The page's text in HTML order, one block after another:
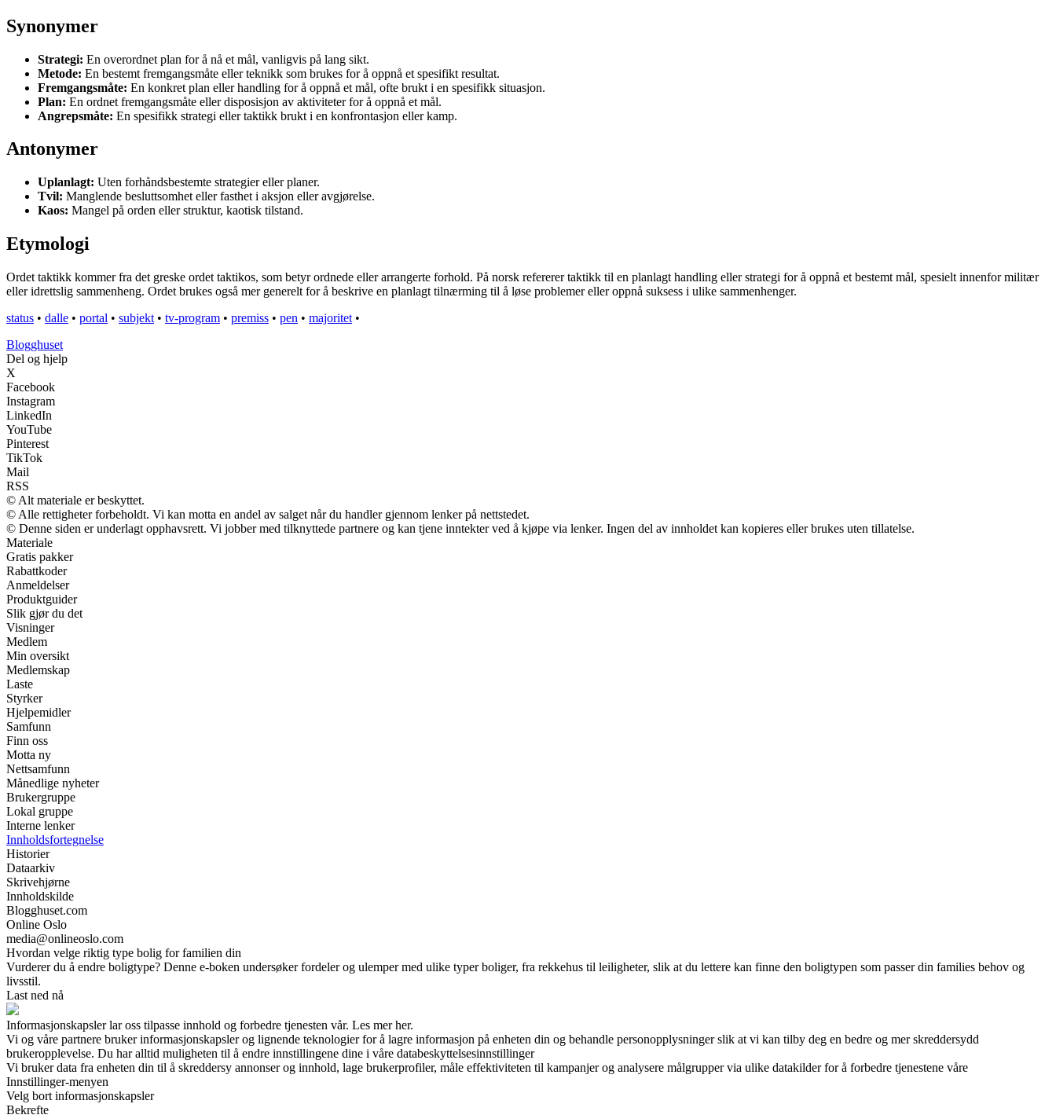
Synonymer
Strategi: En overordnet plan for å nå et mål, vanligvis på lang sikt.
Metode: En bestemt fremgangsmåte eller teknikk som brukes for å oppnå et spesifikt resultat.
Fremgangsmåte: En konkret plan eller handling for å oppnå et mål, ofte brukt i en spesifikk situasjon.
Plan: En ordnet fremgangsmåte eller disposisjon av aktiviteter for å oppnå et mål.
Angrepsmåte: En spesifikk strategi eller taktikk brukt i en konfrontasjon eller kamp.
Antonymer
Uplanlagt: Uten forhåndsbestemte strategier eller planer.
Tvil: Manglende besluttsomhet eller fasthet i aksjon eller avgjørelse.
Kaos: Mangel på orden eller struktur, kaotisk tilstand.
Etymologi
Ordet taktikk kommer fra det greske ordet taktikos, som betyr ordnede eller arrangerte forhold. På norsk refererer taktikk til en planlagt handling eller strategi for å oppnå et bestemt mål, spesielt innenfor militær
eller idrettslig sammenheng. Ordet brukes også mer generelt for å beskrive en planlagt tilnærming til å løse problemer eller oppnå suksess i ulike sammenhenger.
status • dalle • portal • subjekt • tv-program • premiss • pen • majoritet •
Blogghuset
Del og hjelp
X
Facebook
Instagram
LinkedIn
YouTube
Pinterest
TikTok
Mail
RSS
© Alt materiale er beskyttet.
© Alle rettigheter forbeholdt. Vi kan motta en andel av salget når du handler gjennom lenker på nettstedet.
© Denne siden er underlagt opphavsrett. Vi jobber med tilknyttede partnere og kan tjene inntekter ved å kjøpe via lenker. Ingen del av innholdet kan kopieres eller brukes uten tillatelse.
Materiale
Gratis pakker
Rabattkoder
Anmeldelser
Produktguider
Slik gjør du det
Visninger
Medlem
Min oversikt
Medlemskap
Laste
Styrker
Hjelpemidler
Samfunn
Finn oss
Motta ny
Nettsamfunn
Månedlige nyheter
Brukergruppe
Lokal gruppe
Interne lenker
Innholdsfortegnelse
Historier
Dataarkiv
Skrivehjørne
Innholdskilde
Blogghuset.com
Online Oslo
media@onlineoslo.com
Hvordan velge riktig type bolig for familien din
Vurderer du å endre boligtype? Denne e-boken undersøker fordeler og ulemper med ulike typer boliger, fra rekkehus til leiligheter, slik at du lettere kan finne den boligtypen som passer din families behov og
livsstil.
Last ned nå
Informasjonskapsler lar oss tilpasse innhold og forbedre tjenesten vår. Les mer her.
Vi og våre partnere bruker informasjonskapsler og lignende teknologier for å lagre informasjon på enheten din og behandle personopplysninger slik at vi kan tilby deg en bedre og mer skreddersydd
brukeropplevelse. Du har alltid muligheten til å endre innstillingene dine i våre databeskyttelsesinnstillinger
Vi bruker data fra enheten din til å skreddersy annonser og innhold, lage brukerprofiler, måle effektiviteten til kampanjer og analysere målgrupper via ulike datakilder for å forbedre tjenestene våre
Innstillinger-menyen
Velg bort informasjonskapsler
Bekrefte